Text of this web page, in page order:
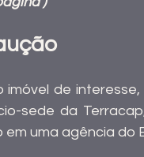
de
sede da
uma agência do